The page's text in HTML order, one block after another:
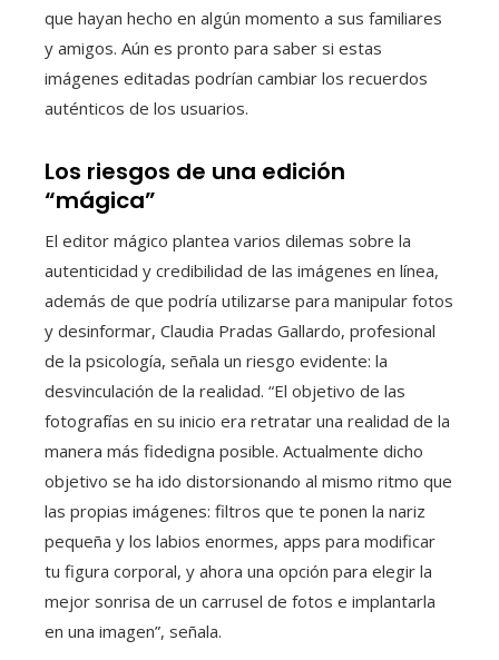
que hayan hecho en algún momento a sus familiares
y amigos. Aún es pronto para saber si estas
imágenes editadas podrían cambiar los recuerdos
auténticos de los usuarios.
Los riesgos de una edición
“mágica”
El editor mágico plantea varios dilemas sobre la
autenticidad y credibilidad de las imágenes en línea,
además de que podría utilizarse para manipular fotos
y desinformar, Claudia Pradas Gallardo, profesional
de la psicología, señala un riesgo evidente: la
desvinculación de la realidad. “El objetivo de las
fotografías en su inicio era retratar una realidad de la
manera más fidedigna posible. Actualmente dicho
objetivo se ha ido distorsionando al mismo ritmo que
las propias imágenes: filtros que te ponen la nariz
pequeña y los labios enormes, apps para modificar
tu figura corporal, y ahora una opción para elegir la
mejor sonrisa de un carrusel de fotos e implantarla
en una imagen”, señala.